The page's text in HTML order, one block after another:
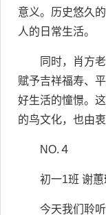
意义。历史悠久
人的日常生活。
同时，肖方
赋予吉祥福寿、
好生活的憧憬。
的鸟文化，也由
NO.４
初一1班 谢蕙
今天我们聆